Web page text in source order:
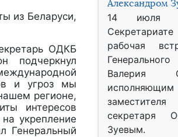
Александром
14 июля
рабочая
Валерия
секретаря
Зуевым.
из Беларуси,
ОДКБ
подчеркнул
и угроз мы
регионе,
интересов
укрепление
Генеральный